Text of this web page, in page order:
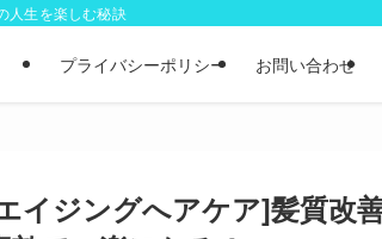
人生を楽しむ秘訣
プライバシーポリシー お問い合わせ
イジングへアケア]髪質改